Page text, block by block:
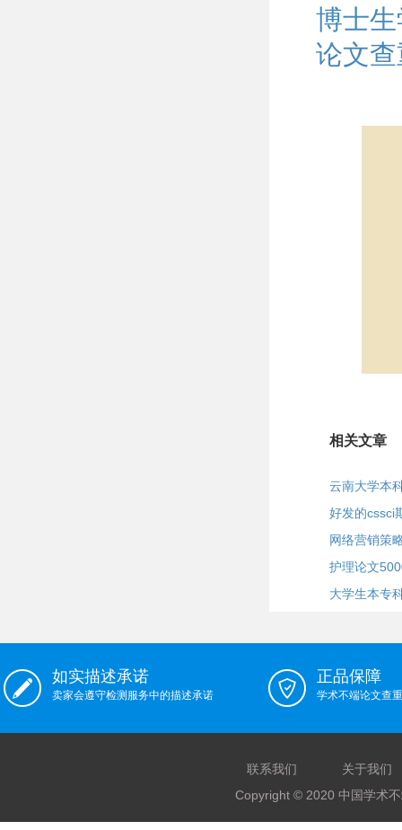
博士
论文
相关文章
云南大学本
好发的cssci
网络营销策
护理论文
大学生本专
如实描述承诺
卖家会遵守检测服务中的描述承诺
正品保障
学术不端论文查
联系我们
关于我们
Copyright © 2020 中国学术